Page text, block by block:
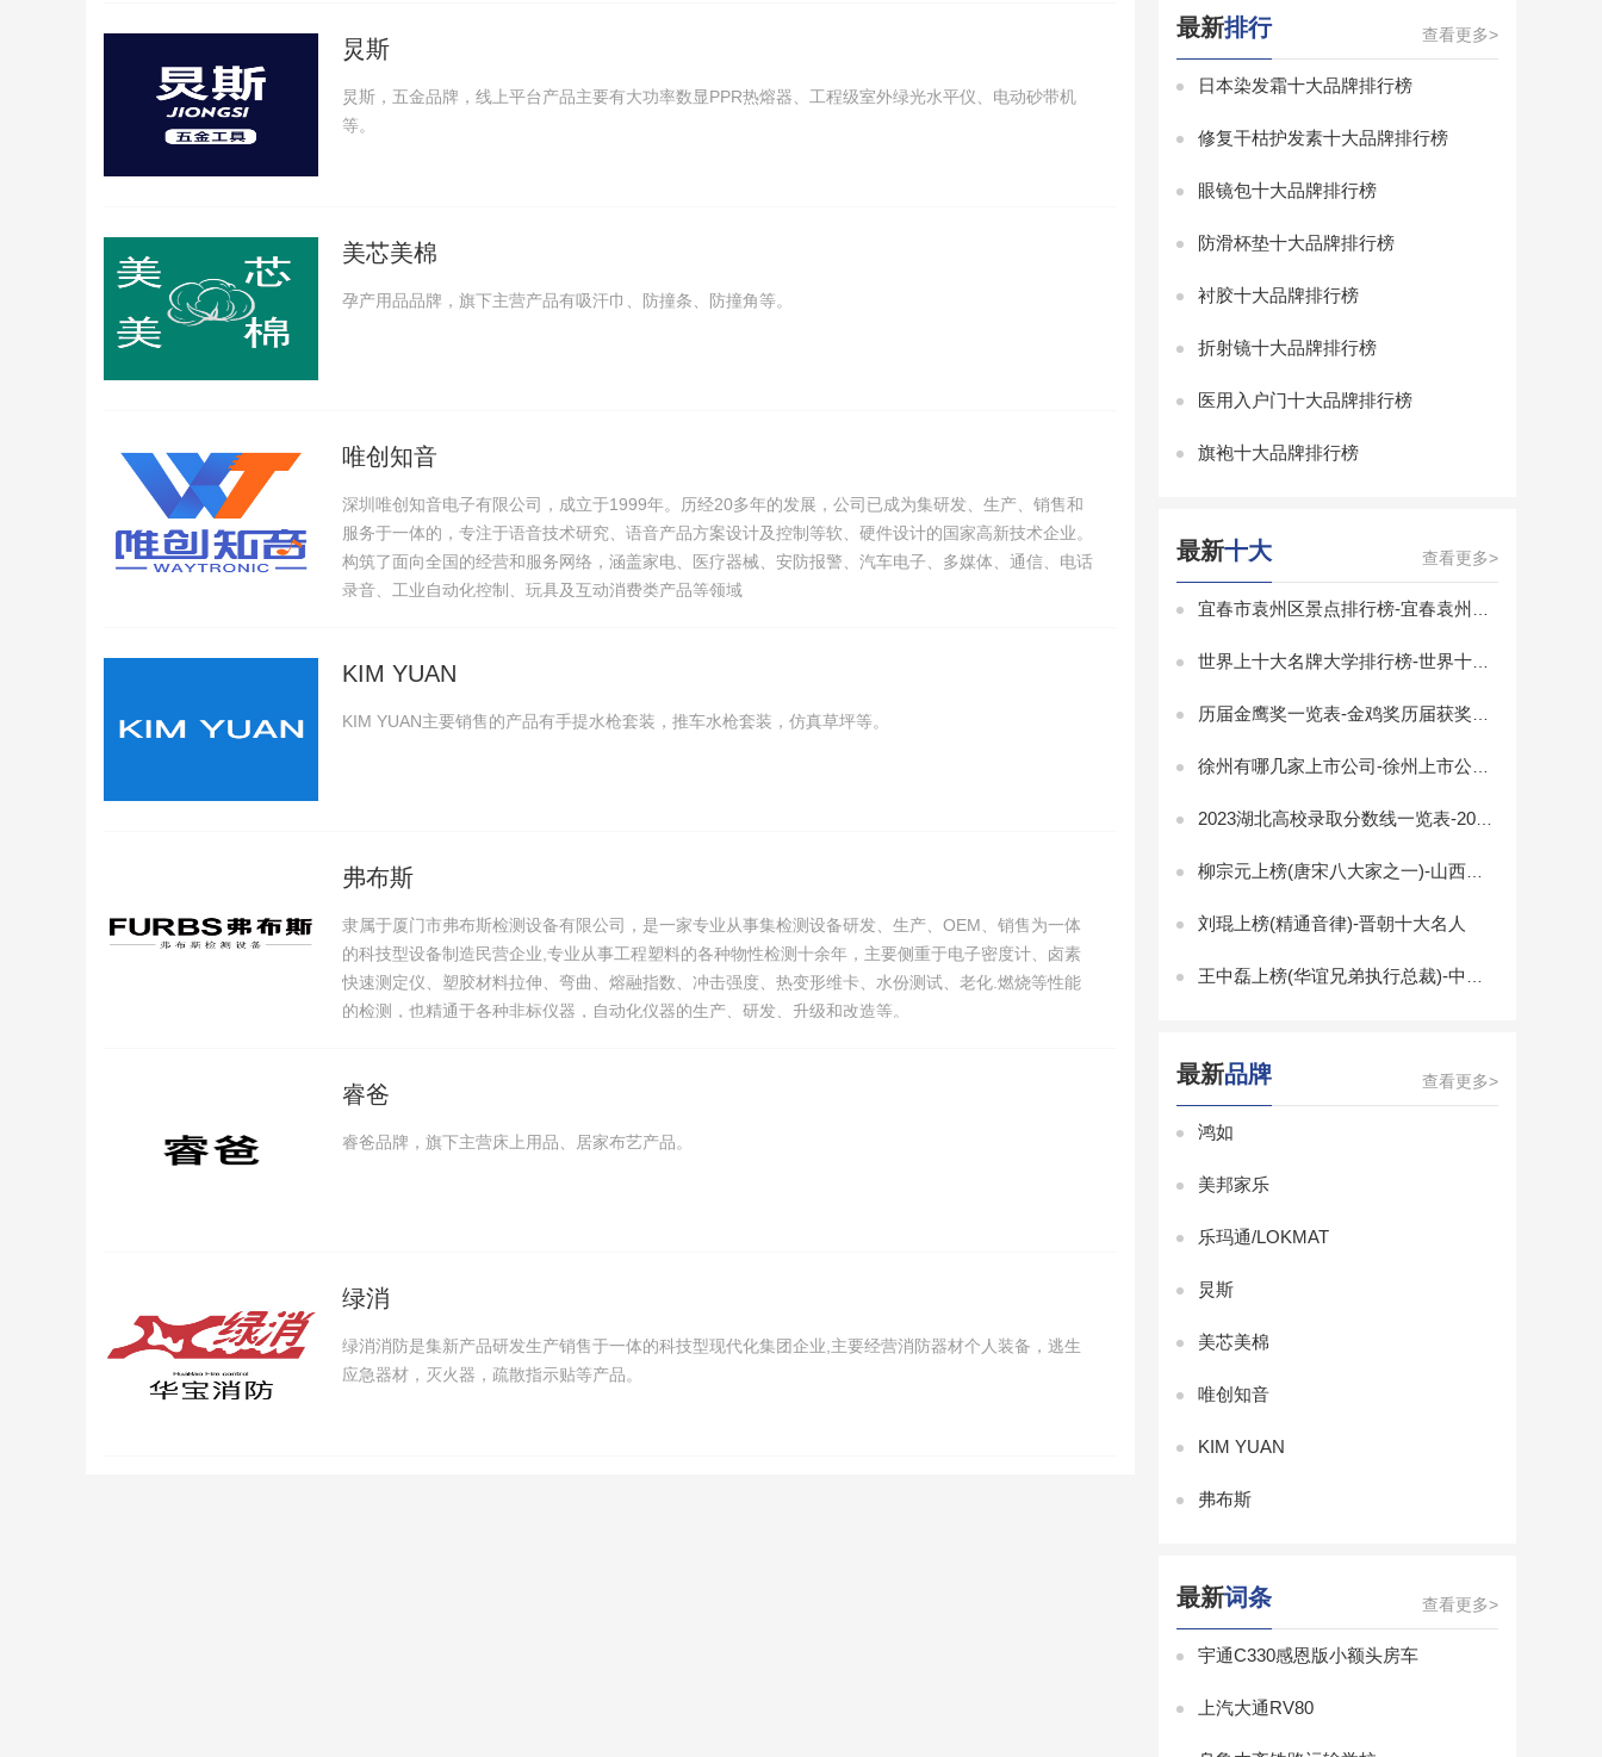
炅斯
炅斯，五金品牌，线上平台产品主要有大功率数显PPR热熔器、工程级室外绿光水平仪、电动砂带机
等。
美芯美棉
孕产用品品牌，旗下主营产品有吸汗巾、防撞条、防撞角等。
唯创知音
深圳唯创知音电子有限公司，成立于1999年。历经20多年的发展，公司已成为集研发、生产、销售和
服务于一体的，专注于语音技术研究、语音产品方案设计及控制等软、硬件设计的国家高新技术企业。
构筑了面向全国的经营和服务网络，涵盖家电、医疗器械、安防报警、汽车电子、多媒体、通信、电话
录音、工业自动化控制、玩具及互动消费类产品等领域
KIM YUAN
KIM YUAN主要销售的产品有手提水枪套装，推车水枪套装，仿真草坪等。
弗布斯
隶属于厦门市弗布斯检测设备有限公司，是一家专业从事集检测设备研发、生产、OEM、销售为一体
的科技型设备制造民营企业,专业从事工程塑料的各种物性检测十余年，主要侧重于电子密度计、卤素
快速测定仪、塑胶材料拉伸、弯曲、熔融指数、冲击强度、热变形维卡、水份测试、老化.燃烧等性能
的检测，也精通于各种非标仪器，自动化仪器的生产、研发、升级和改造等。
睿爸
睿爸品牌，旗下主营床上用品、居家布艺产品。
绿消
绿消消防是集新产品研发生产销售于一体的科技型现代化集团企业,主要经营消防器材个人装备，逃生
应急器材，灭火器，疏散指示贴等产品。
最新排行 查看更多>
日本染发霜十大品牌排行榜
修复干枯护发素十大品牌排行榜
眼镜包十大品牌排行榜
防滑杯垫十大品牌排行榜
衬胶十大品牌排行榜
折射镜十大品牌排行榜
医用入户门十大品牌排行榜
旗袍十大品牌排行榜
最新十大 查看更多>
宜春市袁州区景点排行榜-宜春袁州区景点排行榜前十名-袁州区有什么景点
世界上十大名牌大学排行榜-世界十大有名大学排行榜
历届金鹰奖一览表-金鸡奖历届获奖名单-金鸡奖历届最佳男女主角
徐州有哪几家上市公司-徐州上市公司排名
2023湖北高校录取分数线一览表-2023湖北省大学录取分数线排名
柳宗元上榜(唐宋八大家之一)-山西十大历史名人
刘琨上榜(精通音律)-晋朝十大名人
王中磊上榜(华谊兄弟执行总裁)-中国十大白羊座富豪
最新品牌 查看更多>
鸿如
美邦家乐
乐玛通/LOKMAT
炅斯
美芯美棉
唯创知音
KIM YUAN
弗布斯
最新词条 查看更多>
宇通C330感恩版小额头房车
上汽大通RV80